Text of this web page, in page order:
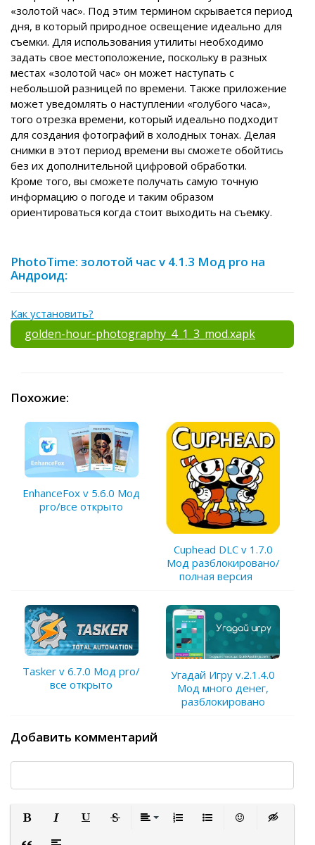
«золотой час». Под этим термином скрывается период
дня, в который природное освещение идеально для
съемки. Для использования утилиты необходимо
задать свое местоположение, поскольку в разных
местах «золотой час» он может наступать с
небольшой разницей по времени. Также приложение
может уведомлять о наступлении «голубого часа»,
того отрезка времени, который идеально подходит
для создания фотографий в холодных тонах. Делая
снимки в этот период времени вы сможете обойтись
без их дополнительной цифровой обработки.
Кроме того, вы сможете получать самую точную
информацию о погоде и таким образом
ориентироваться когда стоит выходить на съемку.
PhotoTime: золотой час v 4.1.3 Мод pro на
Андроид:
Как установить?
golden-hour-photography_4_1_3_mod.xapk
Похожие:
EnhanceFox v 5.6.0 Мод
pro/все открыто
Cuphead DLC v 1.7.0
Мод разблокировано/
полная версия
Tasker v 6.7.0 Мод pro/
все открыто
Угадай Игру v.2.1.4.0
Мод много денег,
разблокировано
Добавить комментарий